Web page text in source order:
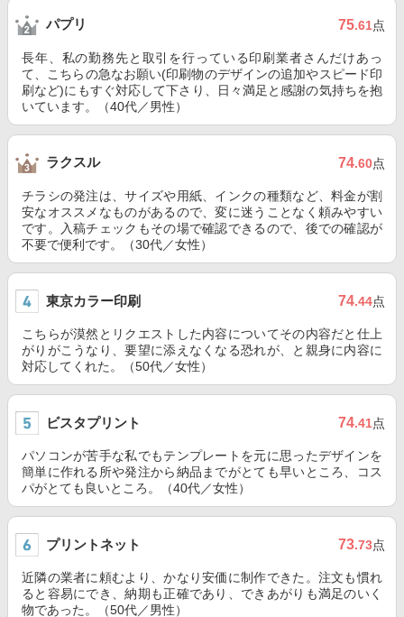
パプリ 75.61点
長年、私の勤務先と取引を行っている印刷業者さんだけあっ
て、こちらの急なお願い(印刷物のデザインの追加やスピード印
刷など)にもすぐ対応して下さり、日々満足と感謝の気持ちを抱
いています。（40代／男性）
ラクスル 74.60点
チラシの発注は、サイズや用紙、インクの種類など、料金が割
安なオススメなものがあるので、変に迷うことなく頼みやすい
です。入稿チェックもその場で確認できるので、後での確認が
不要で便利です。（30代／女性）
東京カラー印刷 74.44点
こちらが漠然とリクエストした内容についてその内容だと仕上
がりがこうなり、要望に添えなくなる恐れが、と親身に内容に
対応してくれた。（50代／女性）
ビスタプリント 74.41点
パソコンが苦手な私でもテンプレートを元に思ったデザインを
簡単に作れる所や発注から納品までがとても早いところ、コス
パがとても良いところ。（40代／女性）
プリントネット 73.73点
近隣の業者に頼むより、かなり安価に制作できた。注文も慣れ
ると容易にでき、納期も正確であり、できあがりも満足のいく
物であった。（50代／男性）